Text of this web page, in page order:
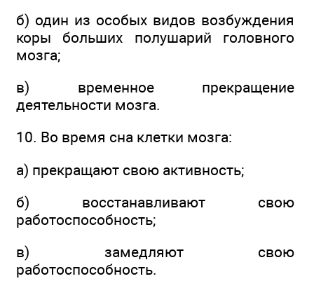
б) один из особых видов возбуждения
коры больших полушарий головного
мозга;
в) временное прекращение
деятельности мозга.
10. Во время сна клетки мозга:
а) прекращают свою активность;
б) восстанавливают свою
работоспособность;
в) замедляют свою
работоспособность.